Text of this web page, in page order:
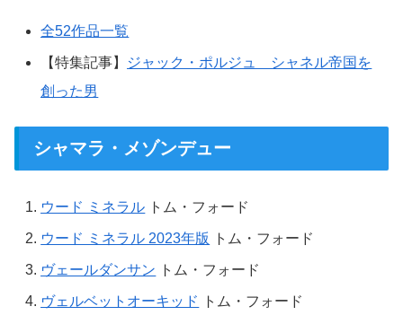
全52作品一覧
【特集記事】
ジャック・ポルジュ シャネル帝国を
創った男
シャマラ・メゾンデュー
ウード ミネラル トム・フォード
ウード ミネラル 2023年版 トム・フォード
ヴェールダンサン トム・フォード
ヴェルベットオーキッド トム・フォード